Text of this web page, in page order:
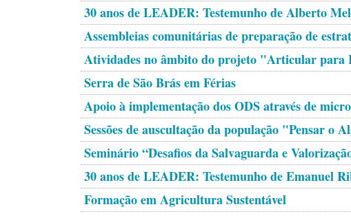
30 anos de LEADER: Testemunho de Alberto
Assembleias comunitárias de preparação de
Atividades no âmbito do projeto "Articular
Serra de São Brás em Férias
Apoio à implementação dos ODS através de
Sessões de auscultação da população "Pensar o
Seminário “Desafios da Salvaguarda e
30 anos de LEADER: Testemunho de Emanuel
Formação em Agricultura Sustentável